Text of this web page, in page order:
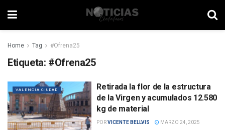
Home Tag #Ofrena25
Etiqueta: #Ofrena25
VALENCIA CIUDAD
Retirada la flor de la estructura
de la Virgen y acumulados 12.580
kg de material
PORVICENTE BELLVIS MARZO 24, 2025